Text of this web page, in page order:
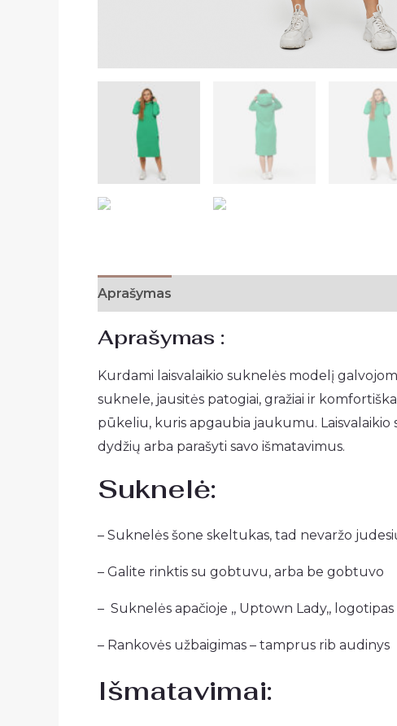
Aprašymas
Aprašymas :
Kurdami laisvalaikio suknelės modelį
suknele, jausitės patogiai, gražiai ir
pūkeliu, kuris apgaubia jaukumu.
dydžių arba parašyti savo išmatavimus.
Suknelė:
– Suknelės šone skeltukas, tad nevaržo
– Galite rinktis su gobtuvu, arba be gobtuvo
– Suknelės apačioje ,, Uptown Lady,, logotipas
– Rankovės užbaigimas – tamprus rib audinys
Išmatavimai: